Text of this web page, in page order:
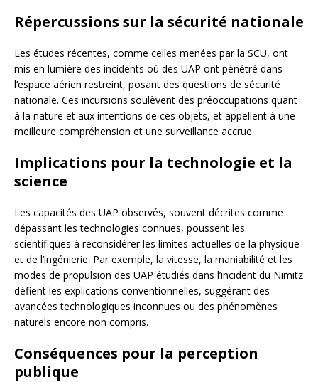
Répercussions sur la sécurité nationale
Les études récentes, comme celles menées par la SCU, ont
mis en lumière des incidents où des UAP ont pénétré dans
l’espace aérien restreint, posant des questions de sécurité
nationale. Ces incursions soulèvent des préoccupations quant
à la nature et aux intentions de ces objets, et appellent à une
meilleure compréhension et une surveillance accrue.
Implications pour la technologie et la
science
Les capacités des UAP observés, souvent décrites comme
dépassant les technologies connues, poussent les
scientifiques à reconsidérer les limites actuelles de la physique
et de l’ingénierie. Par exemple, la vitesse, la maniabilité et les
modes de propulsion des UAP étudiés dans l’incident du Nimitz
défient les explications conventionnelles, suggérant des
avancées technologiques inconnues ou des phénomènes
naturels encore non compris.
Conséquences pour la perception
publique